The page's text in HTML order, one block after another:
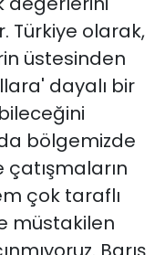
Türkiye olarak,
üstesinden
dayalı bir
bölgemizde
çatışmaların
çok taraflı
müstakilen